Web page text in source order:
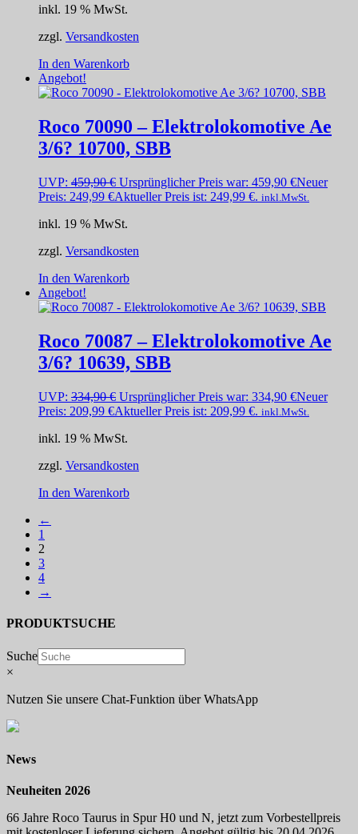
inkl. 19 % MwSt.
zzgl. Versandkosten
In den Warenkorb
Angebot!
Roco 70090 – Elektrolokomotive Ae
3/6? 10700, SBB
UVP: 459,90€ Ursprünglicher Preis war: 459,90 €Neuer
Preis: 249,99 €Aktueller Preis ist: 249,99 €. inkl.MwSt.
inkl. 19 % MwSt.
zzgl. Versandkosten
In den Warenkorb
Angebot!
Roco 70087 – Elektrolokomotive Ae
3/6? 10639, SBB
UVP: 334,90€ Ursprünglicher Preis war: 334,90 €Neuer
Preis: 209,99 €Aktueller Preis ist: 209,99 €. inkl.MwSt.
inkl. 19 % MwSt.
zzgl. Versandkosten
In den Warenkorb
←
1
2
3
4
→
PRODUKTSUCHE
Suche
×
Nutzen Sie unsere Chat-Funktion über WhatsApp
News
Neuheiten 2026
66 Jahre Roco Taurus in Spur H0 und N, jetzt zum Vorbestellpreis